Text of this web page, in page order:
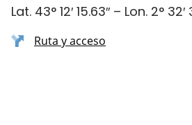
Lat. 43° 12′ 15.63″ – Lon. 2° 32′
Ruta y acceso